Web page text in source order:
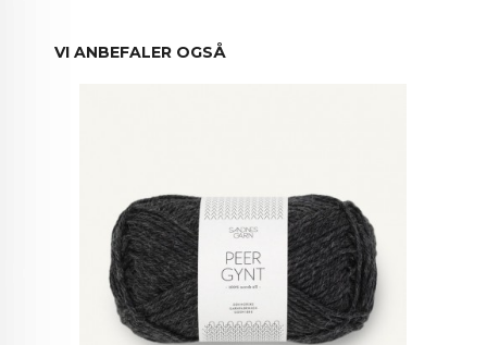
VI ANBEFALER OGSÅ